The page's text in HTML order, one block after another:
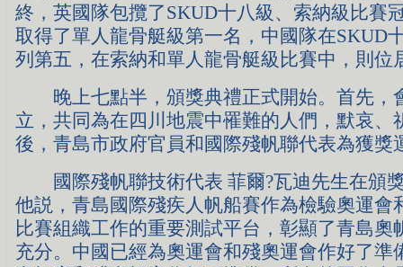
終，英國隊包攬了SKUD十八級、索納級比賽
取得了單人龍骨艇級第一名，中國隊在SKUD
列第五，在索納和單人龍骨艇級比賽中，則位
晚上七點半，頒獎典禮正式開始。首先，
立，共同為在四川地震中罹難的人們，默哀、
後，青島市政府官員和國際殘帆聯代表為獲獎
國際殘帆聯技術代表 菲爾?瓦迪先生在頒
他説，青島國際殘疾人帆船賽作為檢驗奧運會
比賽組織工作的重要測試平台，彰顯了青島奧
充分。中國已經為奧運會和殘奧運會作好了準